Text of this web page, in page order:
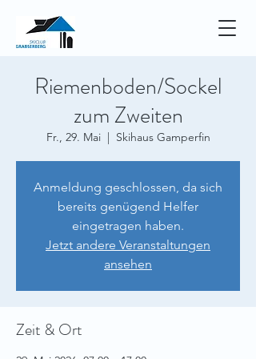
Riemenboden/Sockel
zum Zweiten
Fr., 29. Mai
  |
Skihaus Gamperfin
Anmeldung geschlossen, da sich
bereits genügend Helfer
eingetragen haben.
Jetzt andere Veranstaltungen
ansehen
Zeit & Ort